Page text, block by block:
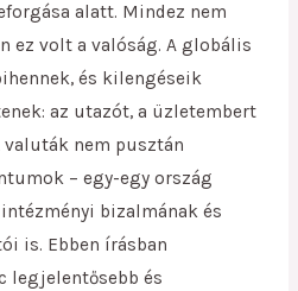
alatt. Mindez nem
ez volt a valóság. A globális
és kilengéseik
az utazót, a üzletembert
nem pusztán
– egy-egy ország
bizalmának és
is. Ebben írásban
legjelentősebb és